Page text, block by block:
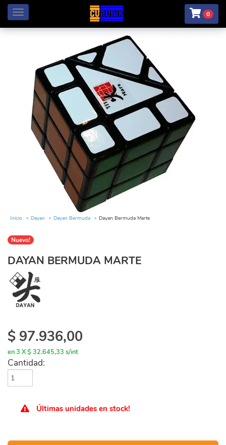
Menú 0
Inicio Dayan Dayan Bermuda Dayan Bermuda Marte
Nuevo!
DAYAN BERMUDA MARTE
$ 97.936,00
en 3 X $ 32.645,33 s/int
Cantidad:
Últimas unidades en stock!